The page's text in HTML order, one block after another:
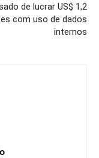
de lucrar US$ 1,2
com uso de dados
internos